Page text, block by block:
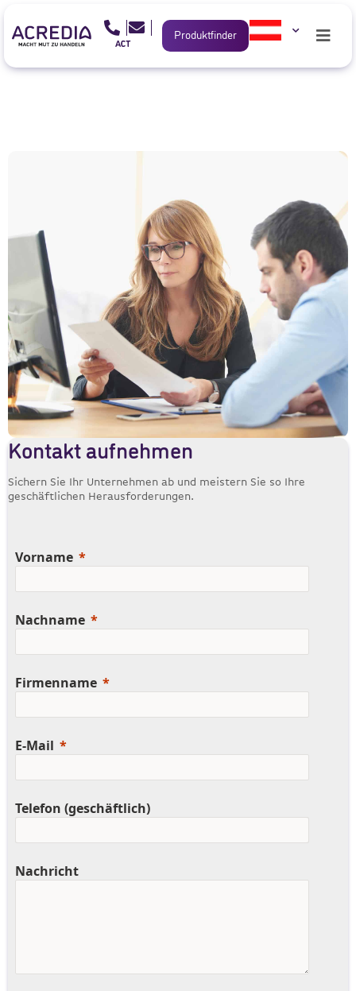
Produktfinder
Kontakt aufnehmen
Sichern Sie Ihr Unternehmen ab und meistern Sie so Ihre
geschäftlichen Herausforderungen.
Vorname
Nachname
Firmenname
E-Mail
Telefon (geschäftlich)
Nachricht